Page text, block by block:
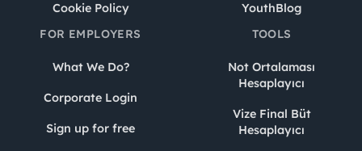
Cookie Policy
YouthBlog
FOR EMPLOYERS
What We Do?
Corporate Login
Sign up for free
TOOLS
Not Ortalaması
Hesaplayıcı
Vize Final Büt
Hesaplayıcı